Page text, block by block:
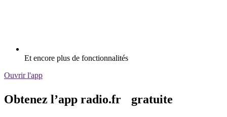
Et encore plus de fonctionnalités
Ouvrir l'app
Obtenez l’app radio.fr gratuite